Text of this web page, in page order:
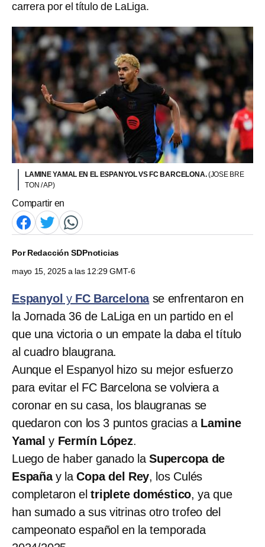
carrera por el título de LaLiga.
LAMINE YAMAL EN EL ESPANYOL VS FC BARCELONA.(JOSE BRE
TON / AP)
Compartir en
PorRedacción SDPnoticias
mayo 15, 2025 a las 12:29 GMT-6
Espanyol y FC Barcelonase enfrentaron en
la Jornada 36 de LaLiga en un partido en el
que una victoria o un empate la daba el título
al cuadro blaugrana.
Aunque el Espanyol hizo su mejor esfuerzo
para evitar el FC Barcelona se volviera a
coronar en su casa, los blaugranas se
quedaron con los 3 puntos gracias a Lamine
Yamal y Fermín López.
Luego de haber ganado la Supercopa de
Españay laCopa del Rey, los Culés
completaron eltriplete doméstico, ya que
han sumado a sus vitrinas otro trofeo del
campeonato español en la temporada